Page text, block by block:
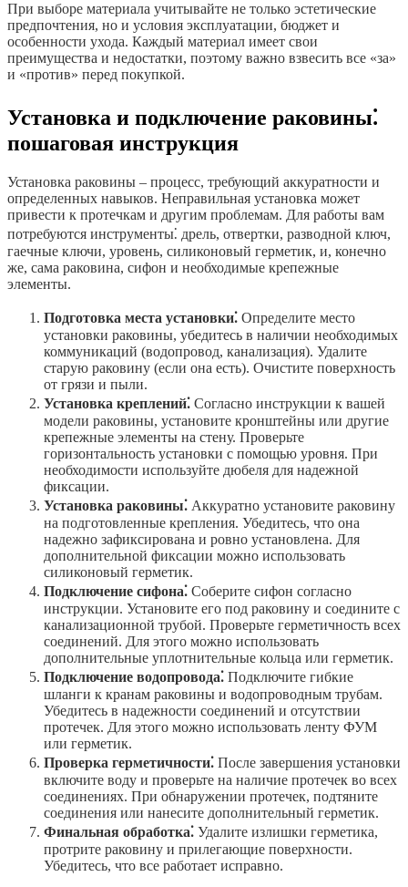
При выборе материала учитывайте не только эстетические
предпочтения, но и условия эксплуатации, бюджет и
особенности ухода. Каждый материал имеет свои
преимущества и недостатки, поэтому важно взвесить все «за»
и «против» перед покупкой.
Установка и подключение раковины⁚
пошаговая инструкция
Установка раковины – процесс, требующий аккуратности и
определенных навыков. Неправильная установка может
привести к протечкам и другим проблемам. Для работы вам
потребуются инструменты⁚ дрель, отвертки, разводной ключ,
гаечные ключи, уровень, силиконовый герметик, и, конечно
же, сама раковина, сифон и необходимые крепежные
элементы.
Подготовка места установки⁚ Определите место
установки раковины, убедитесь в наличии необходимых
коммуникаций (водопровод, канализация). Удалите
старую раковину (если она есть). Очистите поверхность
от грязи и пыли.
Установка креплений⁚ Согласно инструкции к вашей
модели раковины, установите кронштейны или другие
крепежные элементы на стену. Проверьте
горизонтальность установки с помощью уровня. При
необходимости используйте дюбеля для надежной
фиксации.
Установка раковины⁚ Аккуратно установите раковину
на подготовленные крепления. Убедитесь, что она
надежно зафиксирована и ровно установлена. Для
дополнительной фиксации можно использовать
силиконовый герметик.
Подключение сифона⁚ Соберите сифон согласно
инструкции. Установите его под раковину и соедините с
канализационной трубой. Проверьте герметичность всех
соединений. Для этого можно использовать
дополнительные уплотнительные кольца или герметик.
Подключение водопровода⁚ Подключите гибкие
шланги к кранам раковины и водопроводным трубам.
Убедитесь в надежности соединений и отсутствии
протечек. Для этого можно использовать ленту ФУМ
или герметик.
Проверка герметичности⁚ После завершения установки
включите воду и проверьте на наличие протечек во всех
соединениях. При обнаружении протечек, подтяните
соединения или нанесите дополнительный герметик.
Финальная обработка⁚ Удалите излишки герметика,
протрите раковину и прилегающие поверхности.
Убедитесь, что все работает исправно.